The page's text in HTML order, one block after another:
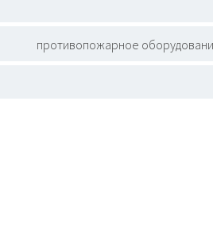
противопожарное